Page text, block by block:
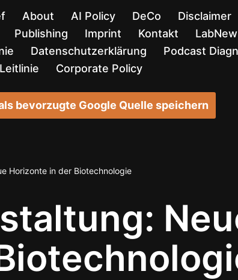
About AI Policy DeCo
Disclaimer
Publishing Imprint Kontakt
Datenschutzerklärung
Podcast
Corporate Policy
bevorzugte Google Quelle speichern
Horizonte in der Biotechnologie